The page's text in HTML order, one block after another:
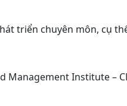
triển chuyên môn, cụ
Institute